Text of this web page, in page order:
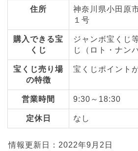
住所
神奈川県小田原
１号
購入できる宝
くじ
ジャンボ宝くじ
じ（ロト・ナン
宝くじ売り場
の特徴
宝くじポイント
営業時間 9:30～18:30
定休日 なし
情報更新日：2022年9月2日